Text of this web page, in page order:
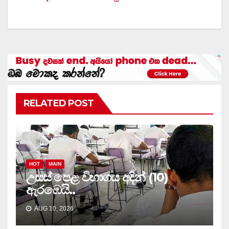
RELATED POST
HOT MAIN
උසස් පෙළ විභාගය අදින් (10)
ඇරඹෙයි..
AUG 10, 2026